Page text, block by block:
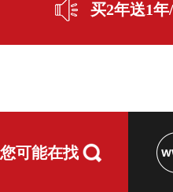
文
买2年送1年
您可能在找